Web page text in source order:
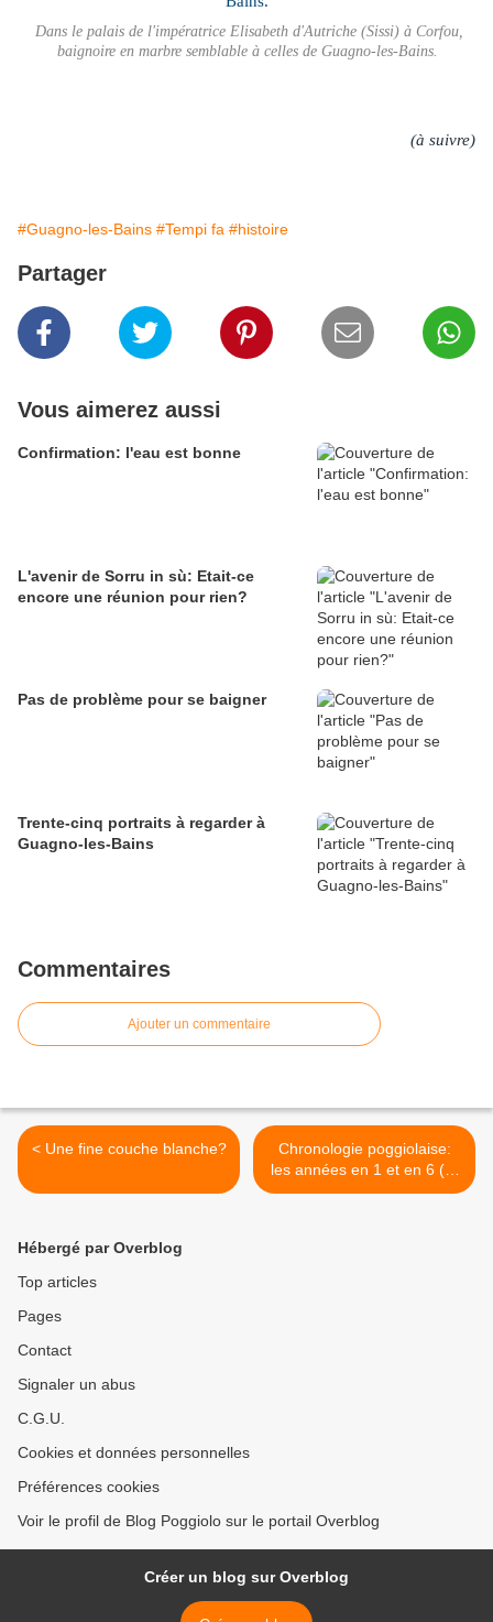
Dans le palais de l'impératrice Elisabeth d'Autriche (Sissi) à Corfou,
baignoire en marbre semblable à celles de Guagno-les-Bains.
(à suivre)
#Guagno-les-Bains #Tempi fa #histoire
Partager
Vous aimerez aussi
Confirmation: l'eau est bonne
L'avenir de Sorru in sù: Etait-ce
encore une réunion pour rien?
Pas de problème pour se baigner
Trente-cinq portraits à regarder à
Guagno-les-Bains
Commentaires
Ajouter un commentaire
< Une fine couche blanche?
Chronologie poggiolaise:
les années en 1 et en 6 (2:
de 1851 à 1931) >
Hébergé par Overblog
Top articles
Pages
Contact
Signaler un abus
C.G.U.
Cookies et données personnelles
Préférences cookies
Voir le profil de Blog Poggiolo sur le portail Overblog
Créer un blog sur Overblog